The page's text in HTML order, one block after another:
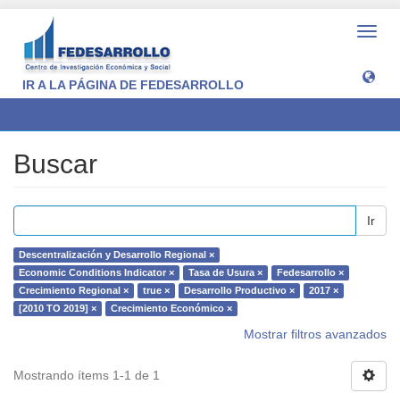
IR A LA PÁGINA DE FEDESARROLLO
Buscar
Ir
Descentralización y Desarrollo Regional ×
Economic Conditions Indicator ×
Tasa de Usura ×
Fedesarrollo ×
Crecimiento Regional ×
true × Desarrollo Productivo ×
2017 ×
[2010 TO 2019] ×
Crecimiento Económico ×
Mostrar filtros avanzados
Mostrando ítems 1-1 de 1